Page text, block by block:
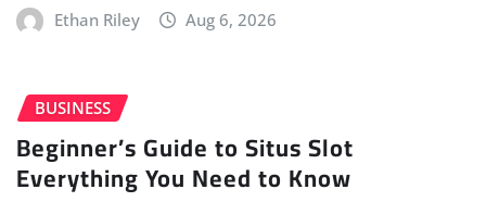
Ethan Riley Aug 6, 2026
BUSINESS
Beginner’s Guide to Situs Slot
Everything You Need to Know